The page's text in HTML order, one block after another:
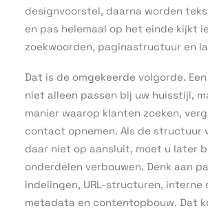
designvoorstel, daarna worden
en pas helemaal op het einde kijkt
zoekwoorden, paginastructuur en
Dat is de omgekeerde volgorde.
niet alleen passen bij uw huisstijl,
manier waarop klanten zoeken,
contact opnemen. Als de structuur
daar niet op aansluit, moet u later
onderdelen verbouwen. Denk aan
indelingen, URL-structuren, interne
metadata en contentopbouw. Dat